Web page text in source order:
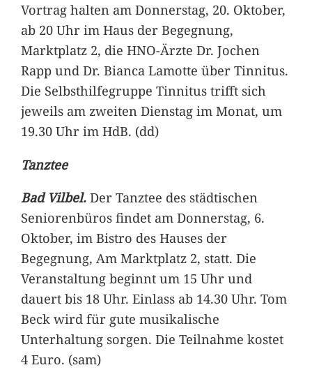
Vortrag halten am Donnerstag, 20. Oktober,
ab 20 Uhr im Haus der Begegnung,
Marktplatz 2, die HNO-Ärzte Dr. Jochen
Rapp und Dr. Bianca Lamotte über Tinnitus.
Die Selbsthilfegruppe Tinnitus trifft sich
jeweils am zweiten Dienstag im Monat, um
19.30 Uhr im HdB. (dd)
Tanztee
Bad Vilbel.Der Tanztee des städtischen
Seniorenbüros findet am Donnerstag, 6.
Oktober, im Bistro des Hauses der
Begegnung, Am Marktplatz 2, statt. Die
Veranstaltung beginnt um 15 Uhr und
dauert bis 18 Uhr. Einlass ab 14.30 Uhr. Tom
Beck wird für gute musikalische
Unterhaltung sorgen. Die Teilnahme kostet
4 Euro. (sam)